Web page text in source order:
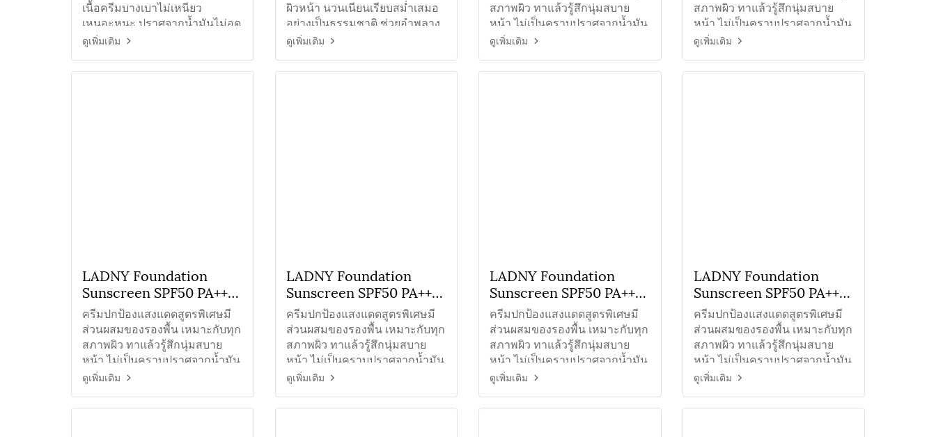
เนื้อครีมบางเบาไม่เหนียว
เหนอะหนะ ปราศจากน้ำมันไม่อุด
ตันรูขุมขน ลดสิว ลดความมันบน
ดูเพิ่มเติม
ผิวหน้า นวนเนียนเรียบสม่ำเสมอ
อย่างเป็นธรรมชาติ ช่วยอำพลาง
ริ้วรอย จุดด่างดำ
ดูเพิ่มเติม
สภาพผิว ทาแล้วรู้สึกนุ่มสบาย
หน้า ไม่เป็นคราบปราศจากน้ำมัน
ดูเพิ่มเติม
สภาพผิว ทาแล้วรู้สึกนุ่มสบาย
หน้า ไม่เป็นคราบปราศจากน้ำมัน
ดูเพิ่มเติม
LADNY Foundation
Sunscreen SPF50 PA+++
ครีมกันแดดใยไหมรอง
พื้น#03
ครีมปกป้องแสงแดดสูตรพิเศษมี
ส่วนผสมของรองพื้น เหมาะกับทุก
สภาพผิว ทาแล้วรู้สึกนุ่มสบาย
หน้า ไม่เป็นคราบปราศจากน้ำมัน
ดูเพิ่มเติม
LADNY Foundation
Sunscreen SPF50 PA+++
ครีมกันแดดใยไหมรอง
พื้น#04
ครีมปกป้องแสงแดดสูตรพิเศษมี
ส่วนผสมของรองพื้น เหมาะกับทุก
สภาพผิว ทาแล้วรู้สึกนุ่มสบาย
หน้า ไม่เป็นคราบปราศจากน้ำมัน
ดูเพิ่มเติม
LADNY Foundation
Sunscreen SPF50 PA+++
ครีมกันแดดใยไหมรองพื้น
สีขาว
ครีมปกป้องแสงแดดสูตรพิเศษมี
ส่วนผสมของรองพื้น เหมาะกับทุก
สภาพผิว ทาแล้วรู้สึกนุ่มสบาย
หน้า ไม่เป็นคราบปราศจากน้ำมัน
ดูเพิ่มเติม
LADNY Foundation
Sunscreen SPF50 PA+++
ครีมกันแดดใยไหมรองพื้น
สีชมพู
ครีมปกป้องแสงแดดสูตรพิเศษมี
ส่วนผสมของรองพื้น เหมาะกับทุก
สภาพผิว ทาแล้วรู้สึกนุ่มสบาย
หน้า ไม่เป็นคราบปราศจากน้ำมัน
ดูเพิ่มเติม